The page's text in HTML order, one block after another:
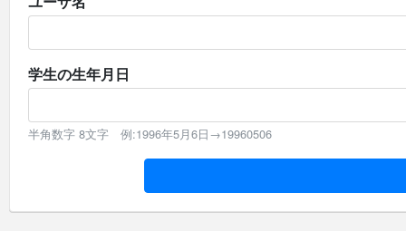
学生の生年月日
半角数字 8文字 例:1996年5月6日→19960506